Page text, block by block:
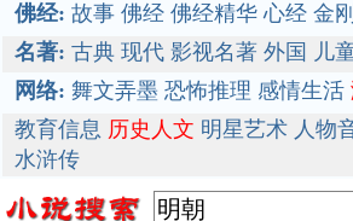
佛经: 故事 佛经 佛经精华 心经 金
名著: 古典 现代 影视名著 外国 儿
网络: 舞文弄墨 恐怖推理 感情生活
教育信息 历史人文 明星艺术 人物
水浒传